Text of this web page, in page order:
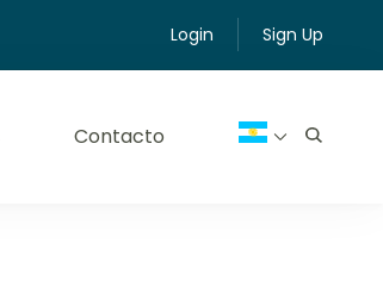
Login Sign Up
Contacto